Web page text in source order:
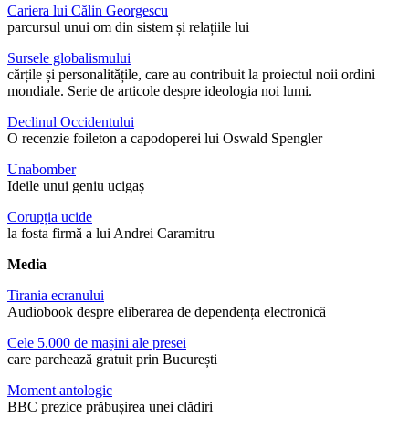
Cariera lui Călin Georgescu
parcursul unui om din sistem și relațiile lui
Sursele globalismului
cărțile și personalitățile, care au contribuit la proiectul noii ordini
mondiale. Serie de articole despre ideologia noi lumi.
Declinul Occidentului
O recenzie foileton a capodoperei lui Oswald Spengler
Unabomber
Ideile unui geniu ucigaș
Corupția ucide
la fosta firmă a lui Andrei Caramitru
Media
Tirania ecranului
Audiobook despre eliberarea de dependența electronică
Cele 5.000 de mașini ale presei
care parchează gratuit prin București
Moment antologic
BBC prezice prăbușirea unei clădiri